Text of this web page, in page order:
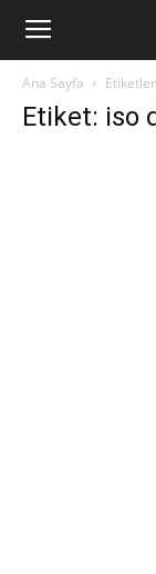
www.Teknoloji6.com
Ana Sayfa Etiketler
Etiket: iso